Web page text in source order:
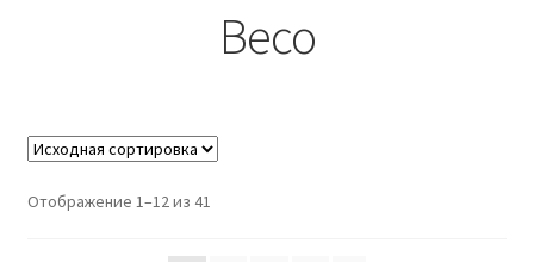
Мой аккаунт
Beco
Отображение 1–12 из 41